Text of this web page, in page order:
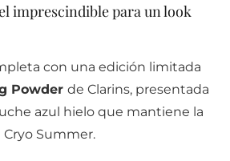
imprescindible para un look
con una edición limitada
Powder de Clarins, presentada
azul hielo que mantiene la
Summer.